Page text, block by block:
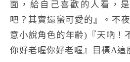
面，給自己喜歡的人看，
吧？其實還蠻可愛的』。不
意小說角色的年齡)『天吶！
你好老喔你好老喔』目標A這